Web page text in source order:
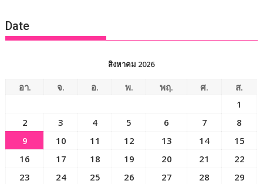
Date
สิงหาคม 2026
อา. จ. อ. พ. พฤ. ศ.
ส.
1
2
3 4 5 6 7
8
9
10 11 12 13 14
15
16
17 18 19 20 21
22
23
24 25 26 27 28
29